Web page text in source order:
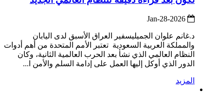
د.غانم علوان الجميليسفير العراق الأسبق لدى اليابان
والمملكة العربية السعودية تعتبر الأمم المتحدة من أهم أدوات
النظام العالمي الذي نشأ بعد الحرب العالمية الثانية، وكان
الدور الذي أوكل إليها العمل على إدامة السلم والأمن ا...
المزيد